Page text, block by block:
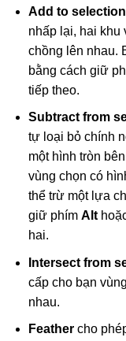
Add to selection
nhấp lại, hai khu
chồng lên nhau.
bằng cách giữ
tiếp theo.
Subtract from
tự loại bỏ chính
một hình tròn
vùng chọn có
thể trừ một lựa
giữ phím Alt
hai.
Intersect from
cấp cho bạn
nhau.
Feathercho